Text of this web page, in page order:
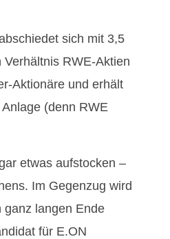
sich mit 3,5
RWE-Aktien
Aktionäre und erhält
(denn RWE
etwas aufstocken –
Im Gegenzug wird
ganz langen Ende
für E.ON